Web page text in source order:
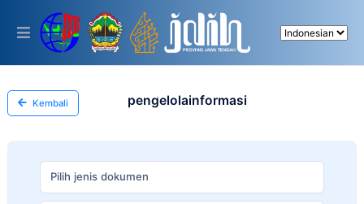
This
includes
accessibility
system.
Kembali pengelolainformasi
Pilih jenis dokumen